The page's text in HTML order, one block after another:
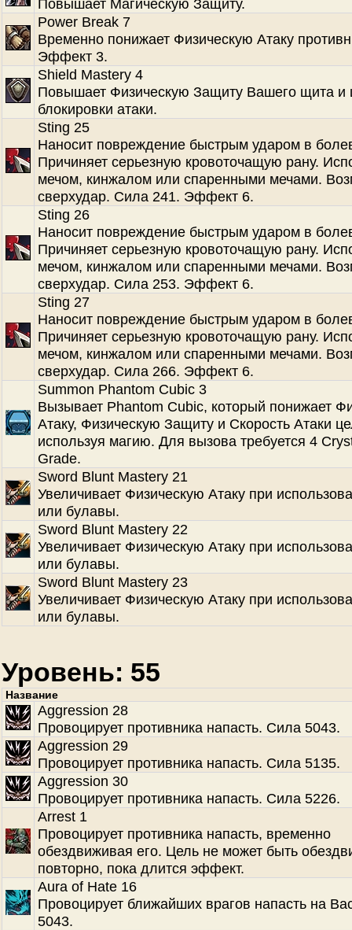
Повышает Магическую Защиту.
Power Break 7
Временно понижает Физическую Атаку
Эффект 3.
Shield Mastery 4
Повышает Физическую Защиту Вашего щита и
блокировки атаки.
Sting 25
Наносит повреждение быстрым ударом в
Причиняет серьезную кровоточащую рану.
мечом, кинжалом или спаренными мечами.
сверхудар. Сила 241. Эффект 6.
Sting 26
Наносит повреждение быстрым ударом в
Причиняет серьезную кровоточащую рану.
мечом, кинжалом или спаренными мечами.
сверхудар. Сила 253. Эффект 6.
Sting 27
Наносит повреждение быстрым ударом в
Причиняет серьезную кровоточащую рану.
мечом, кинжалом или спаренными мечами.
сверхудар. Сила 266. Эффект 6.
Summon Phantom Cubic 3
Вызывает Phantom Cubic, который понижает
Атаку, Физическую Защиту и Скорость Атаки
используя магию. Для вызова требуется 4
Grade.
Sword Blunt Mastery 21
Увеличивает Физическую Атаку при
или булавы.
Sword Blunt Mastery 22
Увеличивает Физическую Атаку при
или булавы.
Sword Blunt Mastery 23
Увеличивает Физическую Атаку при
или булавы.
Уровень: 55
Название
Aggression 28
Провоцирует противника напасть. Сила 5043.
Aggression 29
Провоцирует противника напасть. Сила 5135.
Aggression 30
Провоцирует противника напасть. Сила 5226.
Arrest 1
Провоцирует противника напасть, временно
обездвиживая его. Цель не может быть
повторно, пока длится эффект.
Aura of Hate 16
Провоцирует ближайших врагов напасть на
5043.